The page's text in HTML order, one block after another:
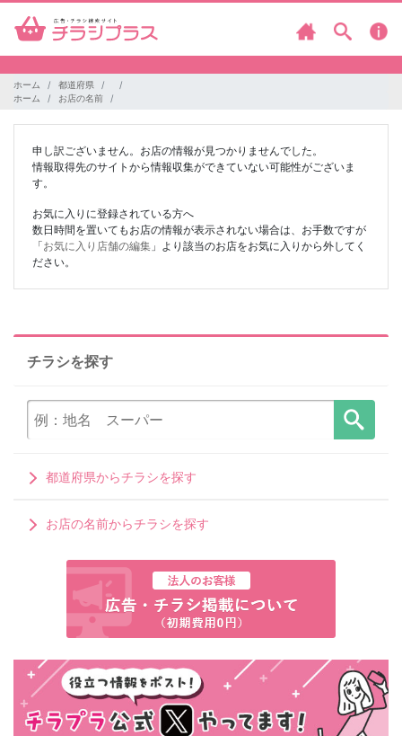
ホーム
都道府県
ホーム
お店の名前
申し訳ございません。お店の情報が見つかりませんでした。
情報取得先のサイトから情報収集ができていない可能性がございま
す。
お気に入りに登録されている方へ
数日時間を置いてもお店の情報が表示されない場合は、お手数ですが
「お気に入り店舗の編集 」より該当のお店をお気に入りから外してく
ださい。
チラシを探す
都道府県からチラシを探す
お店の名前からチラシを探す